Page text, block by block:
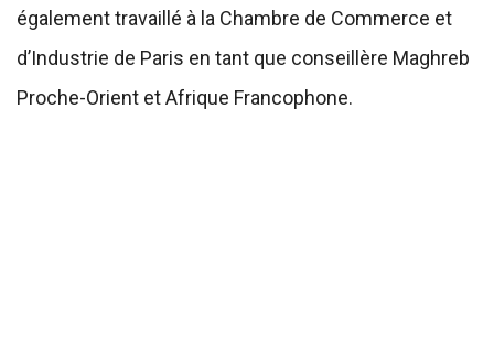
également travaillé à la Chambre de Commerce et
d’Industrie de Paris en tant que conseillère Maghreb
Proche-Orient et Afrique Francophone.